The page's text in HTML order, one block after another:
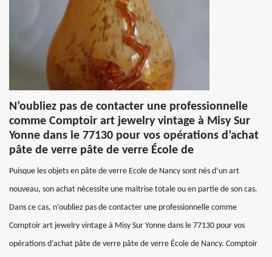
N’oubliez pas de contacter une professionnelle
comme Comptoir art jewelry vintage à Misy Sur
Yonne dans le 77130 pour vos opérations d’achat
pâte de verre pâte de verre École de
Puisque les objets en pâte de verre Ecole de Nancy sont nés d’un art
nouveau, son achat nécessite une maitrise totale ou en partie de son cas.
Dans ce cas, n’oubliez pas de contacter une professionnelle comme
Comptoir art jewelry vintage à Misy Sur Yonne dans le 77130 pour vos
opérations d’achat pâte de verre pâte de verre École de Nancy. Comptoir